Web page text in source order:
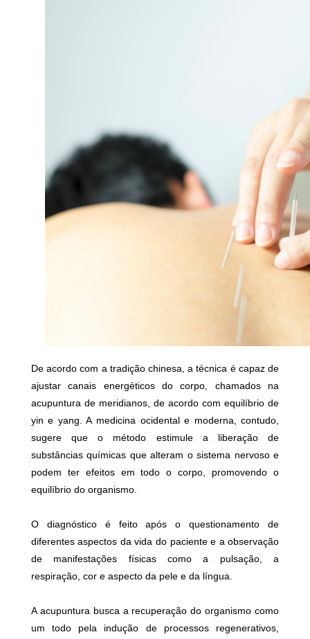
De acordo com a tradição chinesa, a técnica é capaz de
ajustar canais energéticos do corpo, chamados na
acupuntura de meridianos, de acordo com equilíbrio de
yin e yang. A medicina ocidental e moderna, contudo,
sugere que o método estimule a liberação de
substâncias químicas que alteram o sistema nervoso e
podem ter efeitos em todo o corpo, promovendo o
equilíbrio do organismo.
O diagnóstico é feito após o questionamento de
diferentes aspectos da vida do paciente e a observação
de manifestações físicas como a pulsação, a
respiração, cor e aspecto da pele e da língua.
A acupuntura busca a recuperação do organismo como
um todo pela indução de processos regenerativos,